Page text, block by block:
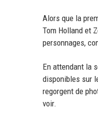
Alors que la
Tom Holland et
personnages,
En attendant la
disponibles sur
regorgent de
voir.